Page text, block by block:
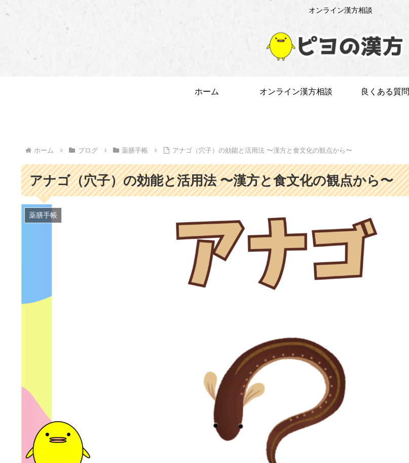
オンライン漢方相談
ホーム オンライン漢方相談 良くある質問
ホーム ブログ 薬膳手帳 アナゴ（穴子）の効能と活用法 〜漢方と食文化の観点から〜
アナゴ（穴子）の効能と活用法 〜漢方と食文化の観点から〜
薬膳手帳